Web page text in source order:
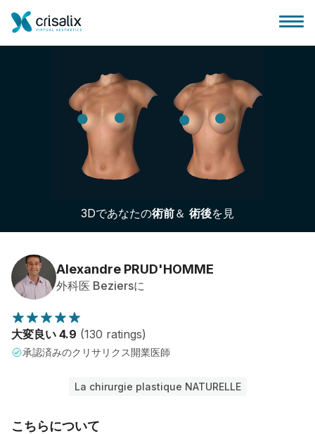
外科医ホーム
3Dビジネスプラットフォーム
サブスクリプションプラン
患者様のレビュー
3Dであなたの術前＆ 術後を見
Alexandre PRUD'HOMME
外科医 Beziersに
大変良い 4.9 (130 ratings)
承認済みのクリサリクス開業医師
La chirurgie plastique NATURELLE
こちらについて